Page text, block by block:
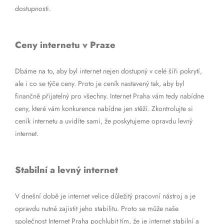
dostupnosti.
Ceny internetu v Praze
Dbáme na to, aby byl internet nejen dostupný v celé šíři pokrytí,
ale i co se týče ceny. Proto je ceník nastavený tak, aby byl
finančně přijatelný pro všechny. Internet Praha vám tedy nabídne
ceny, které vám konkurence nabídne jen stěží. Zkontrolujte si
ceník internetu a uvidíte sami, že poskytujeme opravdu levný
internet.
Stabilní a levný internet
V dnešní době je internet velice důležitý pracovní nástroj a je
opravdu nutné zajistit jeho stabilitu. Proto se může naše
společnost Internet Praha pochlubit tím, že je internet stabilní a